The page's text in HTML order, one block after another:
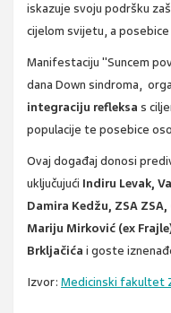
iskazuje svoju podršku
cijelom svijetu, a posebice
Manifestaciju "Suncem
dana Down sindroma,
integraciju refleksa s
populacije te posebice
Ovaj događaj donosi
uključujući Indiru Levak,
Damira Kedžu, ZSA
Mariju Mirković (ex
Brkljačića i goste
Izvor: Medicinski fakultet